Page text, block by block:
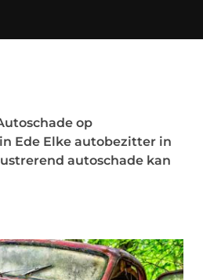
op
Ede Elke autobezitter in
autoschade kan